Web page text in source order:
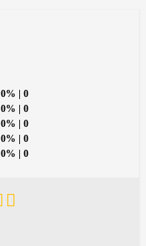
0% | 0
0% | 0
0% | 0
0% | 0
0% | 0